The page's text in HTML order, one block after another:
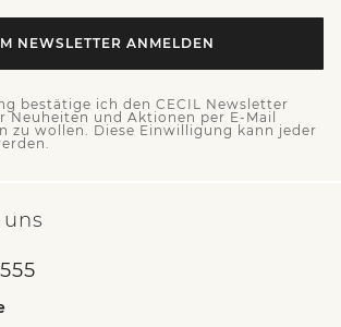
NEWSLETTER ANMELDEN
bestätige ich den CECIL Newsletter
Neuheiten und Aktionen per E-Mail
zu wollen. Diese Einwilligung kann jeder